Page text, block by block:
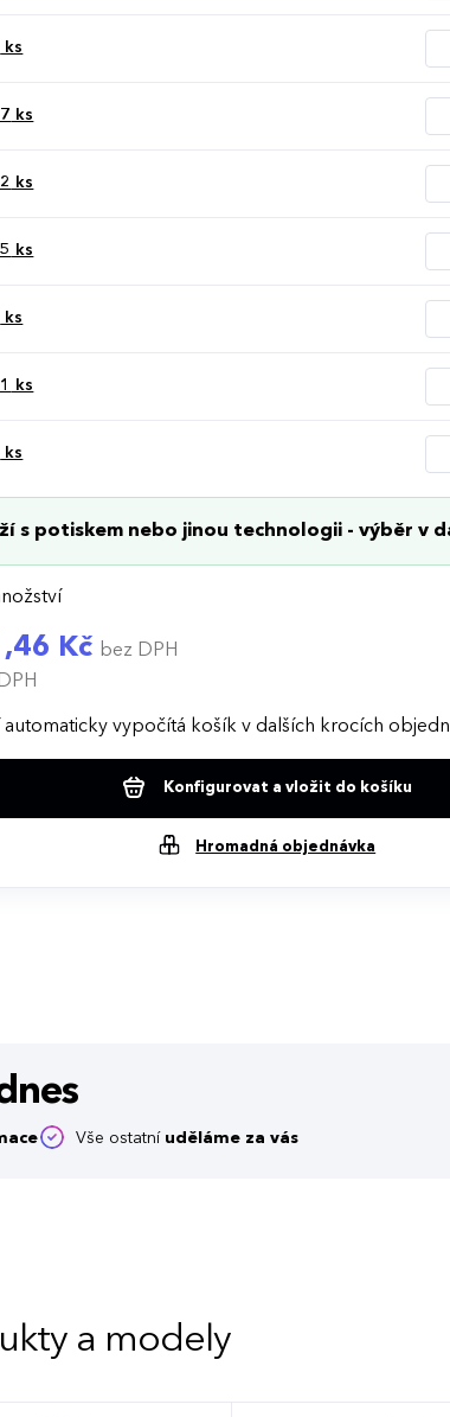
ks
ks
ks
ks
ks
ks
ks
s potiskem nebo jinou technologii - výběr v
Kč bez DPH
automaticky vypočítá košík v dalších krocích
Konfigurovat a vložit do košíku
Hromadná objednávka
Vše ostatní uděláme za vás
a modely